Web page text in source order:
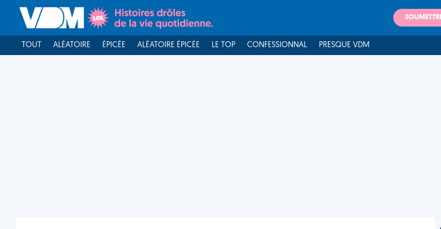
TOUT ALÉATOIRE ÉPICÉE ALÉATOIRE ÉPICÉE LE TOP CONFESSIONNAL PRESQUE VDM